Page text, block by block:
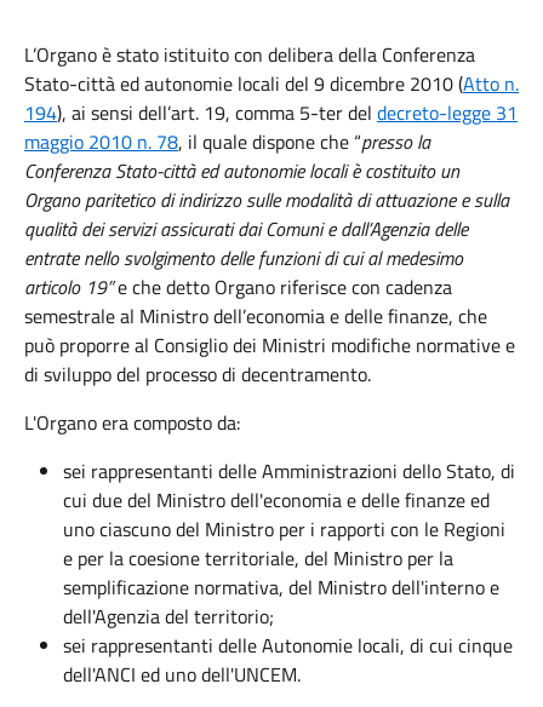
L’Organo è stato istituito con delibera della Conferenza
Stato-città ed autonomie locali del 9 dicembre 2010 (Atto n.
194), ai sensi dell’art. 19, comma 5-ter del decreto-legge 31
maggio 2010 n. 78, il quale dispone che “presso la
Conferenza Stato-città ed autonomie locali è costituito un
Organo paritetico di indirizzo sulle modalità di attuazione e sulla
qualità dei servizi assicurati dai Comuni e dall’Agenzia delle
entrate nello svolgimento delle funzioni di cui al medesimo
articolo 19”e che detto Organo riferisce con cadenza
semestrale al Ministro dell’economia e delle finanze, che
può proporre al Consiglio dei Ministri modifiche normative e
di sviluppo del processo di decentramento.
L'Organo era composto da:
sei rappresentanti delle Amministrazioni dello Stato, di
cui due del Ministro dell'economia e delle finanze ed
uno ciascuno del Ministro per i rapporti con le Regioni
e per la coesione territoriale, del Ministro per la
semplificazione normativa, del Ministro dell'interno e
dell'Agenzia del territorio;
sei rappresentanti delle Autonomie locali, di cui cinque
dell'ANCI ed uno dell'UNCEM.